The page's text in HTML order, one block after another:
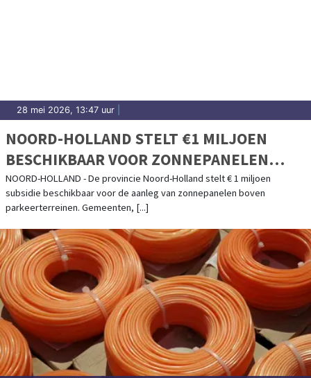
28 mei 2026, 13:47 uur
NOORD-HOLLAND STELT €1 MILJOEN
BESCHIKBAAR VOOR ZONNEPANELEN
BOVEN PARKEERTERREINEN
NOORD-HOLLAND - De provincie Noord-Holland stelt € 1 miljoen
subsidie beschikbaar voor de aanleg van zonnepanelen boven
parkeerterreinen. Gemeenten, [...]